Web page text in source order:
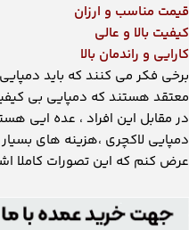
قیمت مناسب و ارزان
کیفیت بالا و عالی
کارایی و راندمان بالا
برخی فکر می کنند که باید
معتقد هستند که دمپایی بی
در مقابل این افراد ، عده ایی
دمپایی لاکچری ،هزینه های
عرض کنم که این تصورات کاملا